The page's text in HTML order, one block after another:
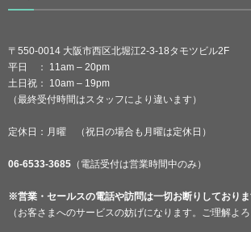
〒550-0014 大阪市西区北堀江2-3-18タモツビル2F
平日 ： 11am – 20pm
土日祝： 10am – 19pm
（最終受付時間はスタッフにより違います）
定休日：月曜 （祝日の場合も月曜は定休日）
06-6533-3685 （電話受付は営業時間中のみ）
※営業・セールスの電話や訪問は一切お断りしており
（お客さまへのサービスの妨げになります。ご理解よ